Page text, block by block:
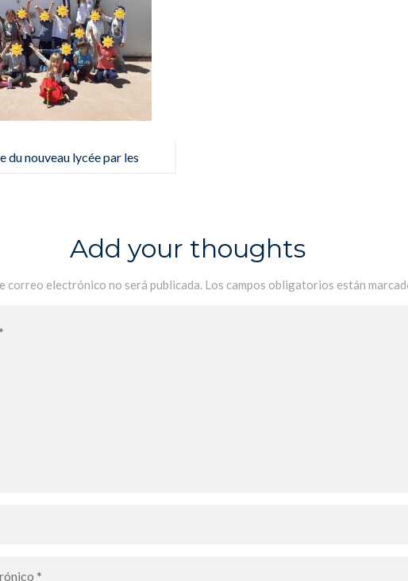
du nouveau lycée par les
Add your thoughts
correo electrónico no será publicada. Los campos obligatorios están